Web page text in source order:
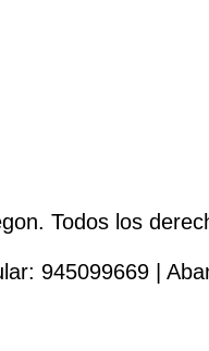
Todos los
945099669 |